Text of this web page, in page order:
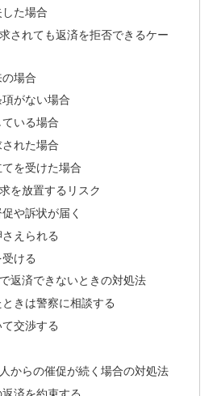
た場合
されても返済を拒否できるケー
場合
がない場合
いる場合
れた場合
を受けた場合
を放置するリスク
や訴状が届く
えられる
ける
返済できないときの対処法
きは警察に相談する
交渉する
からの催促が続く場合の対処法
済を約束する